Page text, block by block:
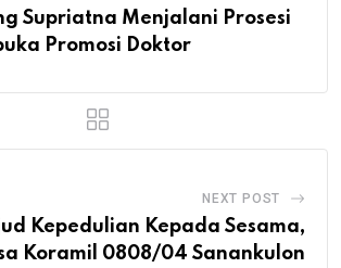
Supriatna Menjalani Prosesi
Promosi Doktor
NEXT POST
Kepedulian Kepada Sesama,
Koramil 0808/04 Sanankulon